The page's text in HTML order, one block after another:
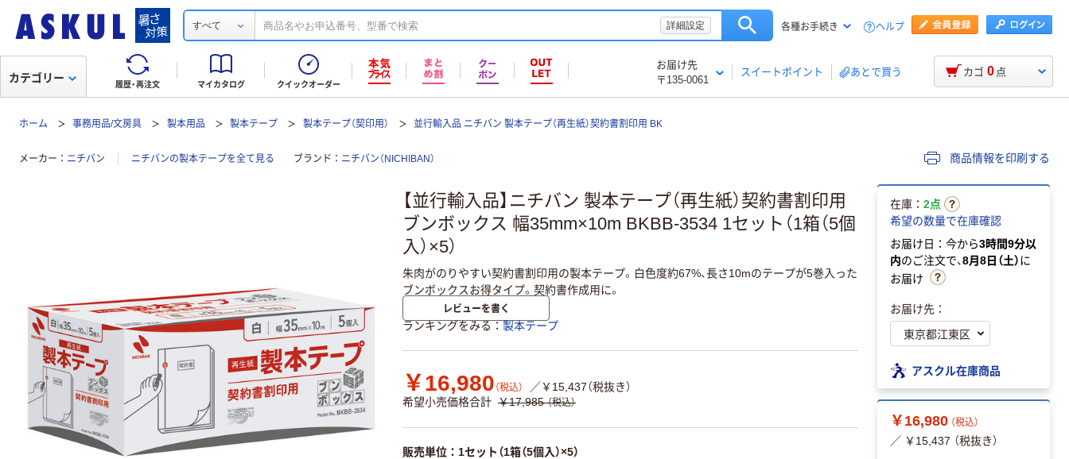
すべて 詳細設定 各種お手続き ヘルプ
履歴・再注文 マイカタログ クイックオーダー
お届け先
〒135-0061
スイートポイント あとで買う
カテゴリー カゴ 0 点
ホーム 事務用品/文房具 製本用品 製本テープ 製本テープ（契印用） 並行輸入品 ニチバン 製本テープ（再生紙）契約書割印用 BK
メーカー ニチバン ニチバンの製本テープを全て見る ブランド ニチバン（NICHIBAN） 商品情報を印刷する
【並行輸入品】ニチバン 製本テープ（再生紙）契約書割印用
ブンボックス 幅35mm×10m BKBB-3534 1セット（1箱（5個
入）×5）
朱肉がのりやすい契約書割印用の製本テープ。白色度約67%、長さ10mのテープが5巻入った
ブンボックスお得タイプ。契約書作成用に。
レビューを書く
ランキングをみる 製本テープ
￥16,980 （税込）
／￥15,437（税抜き）
希望小売価格合計 ￥17,985 （税込）
販売単位：1セット（1箱（5個入）×5）
在庫： 2点
希望の数量で在庫確認
お届け日：今から3時間9分以
内のご注文で、8月8日（土）に
お届け
お届け先：
アスクル在庫商品
￥16,980 （税込）
／ ￥15,437 （税抜き）